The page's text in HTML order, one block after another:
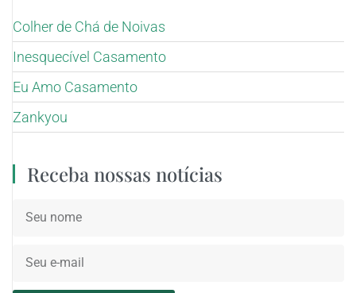
Colher de Chá de Noivas
Inesquecível Casamento
Eu Amo Casamento
Zankyou
Receba nossas notícias